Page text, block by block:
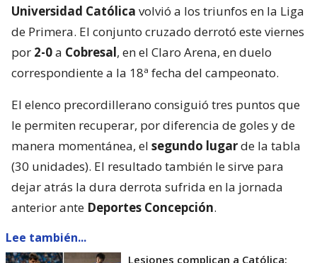
Universidad Católica volvió a los triunfos en la Liga
de Primera. El conjunto cruzado derrotó este viernes
por 2-0a Cobresal, en el Claro Arena, en duelo
correspondiente a la 18ª fecha del campeonato.
El elenco precordillerano consiguió tres puntos que
le permiten recuperar, por diferencia de goles y de
manera momentánea, el segundo lugarde la tabla
(30 unidades). El resultado también le sirve para
dejar atrás la dura derrota sufrida en la jornada
anterior ante Deportes Concepción.
Lee también...
Lesiones complican a Católica: